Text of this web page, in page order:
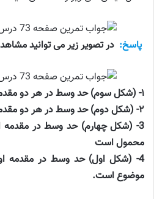
پاسخ: در تصویر زیر می توانید
۱- (شکل سوم) حد وسط در هر دو مقدمه موضوع است.
۲- (شکل دوم) حد وسط در هر دو مقدمه محمول است
3- (شکل چهارم) حد وسط در
محمول است
4- (شکل اول) حد وسط در مقدمه
موضوع است.